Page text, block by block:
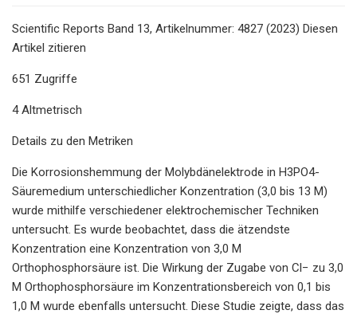
Scientific Reports Band 13, Artikelnummer: 4827 (2023) Diesen
Artikel zitieren
651 Zugriffe
4 Altmetrisch
Details zu den Metriken
Die Korrosionshemmung der Molybdänelektrode in H3PO4-
Säuremedium unterschiedlicher Konzentration (3,0 bis 13 M)
wurde mithilfe verschiedener elektrochemischer Techniken
untersucht. Es wurde beobachtet, dass die ätzendste
Konzentration eine Konzentration von 3,0 M
Orthophosphorsäure ist. Die Wirkung der Zugabe von Cl− zu 3,0
M Orthophosphorsäure im Konzentrationsbereich von 0,1 bis
1,0 M wurde ebenfalls untersucht. Diese Studie zeigte, dass das